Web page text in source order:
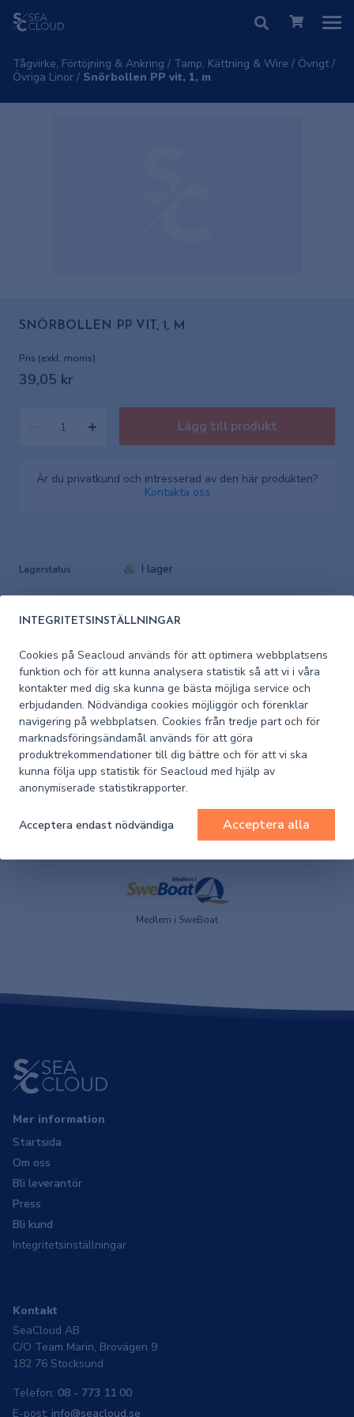
INTEGRITETSINSTÄLLNINGAR
Cookies på Seacloud används för att optimera webbplatsens
funktion och för att kunna analysera statistik så att vi i våra
kontakter med dig ska kunna ge bästa möjliga service och
erbjudanden. Nödvändiga cookies möjliggör och förenklar
navigering på webbplatsen. Cookies från tredje part och för
marknadsföringsändamål används för att göra
produktrekommendationer till dig bättre och för att vi ska
kunna följa upp statistik för Seacloud med hjälp av
anonymiserade statistikrapporter.
Acceptera endast nödvändiga Acceptera alla
Tågvirke, Förtöjning & Ankring / Tamp, Kättning & Wire / Övrigt/
Övriga Linor / Snörbollen PP vit, 1, m
SNÖRBOLLEN PP VIT, 1, M
Pris (exkl. moms)
39,05 kr
Lägg till produkt
Är du privatkund och intresserad av den här produkten?
Kontakta oss
Lagerstatus I lager
leverantör
7087015
Artikelnummer
Seacloud
1013-7087015
Huvudleverantör till
Medlem i SweBoat
Mer information
Startsida
Om oss
Bli leverantör
Press
Bli kund
Integritetsinställningar
Kontakt
SeaCloud AB
C/O Team Marin, Brovägen 9
182 76 Stocksund
Telefon: 08 - 773 11 00
E-post: info@seacloud.se